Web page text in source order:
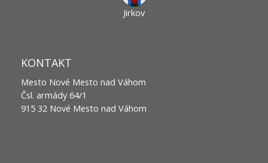
Jirkov
KONTAKT
Mesto Nové Mesto nad Váhom
Čsl. armády 64/1
915 32 Nové Mesto nad Váhom